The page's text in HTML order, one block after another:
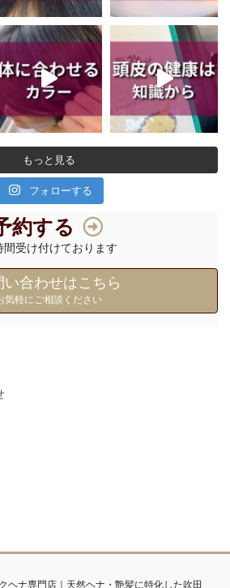
もっと見る
フォローする
約する
間受け付けております
い合わせはこちら
気軽にご相談ください
ヘナ専門店｜天然ヘナ・艶髪に特化した吹田